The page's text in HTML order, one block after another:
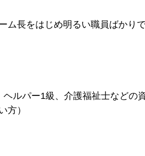
長をはじめ明るい職員ばかりで
ルパー1級、介護福祉士などの
方）